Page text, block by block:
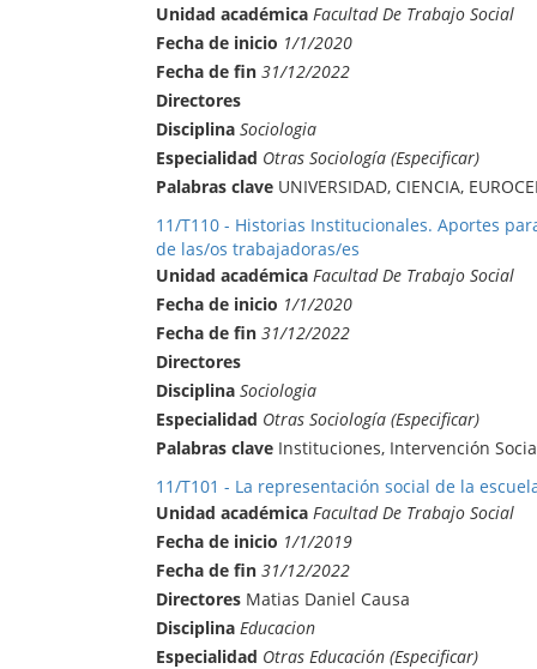
Unidad académica Facultad De Trabajo Social
Fecha de inicio 1/1/2020
Fecha de fin 31/12/2022
Directores
Disciplina Sociologia
Especialidad Otras Sociología (Especificar)
Palabras clave UNIVERSIDAD, CIENCIA,
11/T110 - Historias Institucionales. Aportes
de las/os trabajadoras/es
Unidad académica Facultad De Trabajo Social
Fecha de inicio 1/1/2020
Fecha de fin 31/12/2022
Directores
Disciplina Sociologia
Especialidad Otras Sociología (Especificar)
Palabras clave Instituciones, Intervención
11/T101 - La representación social de la
Unidad académica Facultad De Trabajo Social
Fecha de inicio 1/1/2019
Fecha de fin 31/12/2022
Directores Matias Daniel Causa
Disciplina Educacion
Especialidad Otras Educación (Especificar)